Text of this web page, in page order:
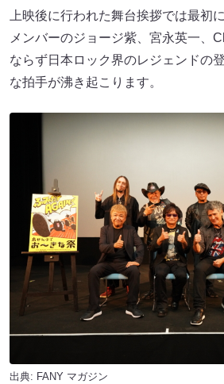
上映後に行われた舞台挨拶では最初
メンバーのジョージ紫、宮永英一、
ならず日本ロック界のレジェンドの
な拍手が沸き起こります。
出典: FANY マガジン